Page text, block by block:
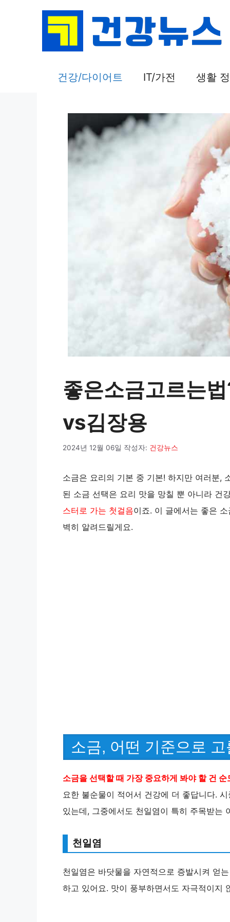
건강/다이어트 IT/가전 생활
좋은소금고르는
vs김장용
2024년 12월 06일 작성자: 건강뉴스
소금은 요리의 기본 중 기본! 하지만 여러분,
된 소금 선택은 요리 맛을 망칠 뿐 아니라 건
스터로 가는 첫걸음이죠. 이 글에서는 좋은
벽히 알려드릴게요.
소금, 어떤 기준으로
소금을 선택할 때 가장 중요하게 봐야 할 건
요한 불순물이 적어서 건강에 더 좋답니다.
있는데, 그중에서도 천일염이 특히 주목받는
천일염
천일염은 바닷물을 자연적으로 증발시켜 얻
하고 있어요. 맛이 풍부하면서도 자극적이지